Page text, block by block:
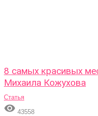
8 самых красивых
Михаила Кожухова
Статья
 43558